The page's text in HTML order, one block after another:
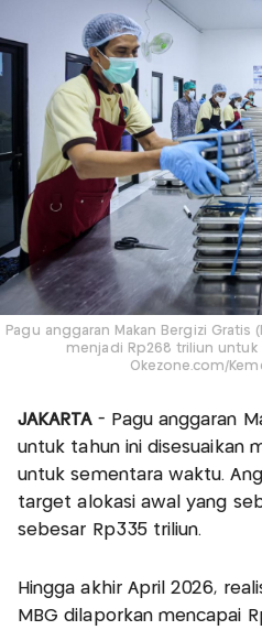
Pagu anggaran Makan Bergizi Gratis
menjadi Rp268 triliun untuk
Okezone.com/
JAKARTA - Pagu anggaran
untuk tahun ini disesuaikan
untuk sementara waktu.
target alokasi awal yang
sebesar Rp335 triliun.
Hingga akhir April 2026,
MBG dilaporkan mencapai